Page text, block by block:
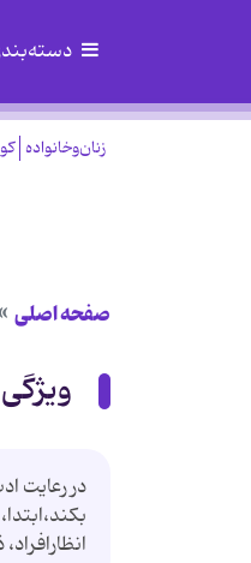
زنان‌وخانواده
صفحه اصلی
در رعایت